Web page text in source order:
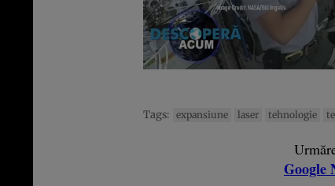
Tags: expansiune laser tehnologie
Google